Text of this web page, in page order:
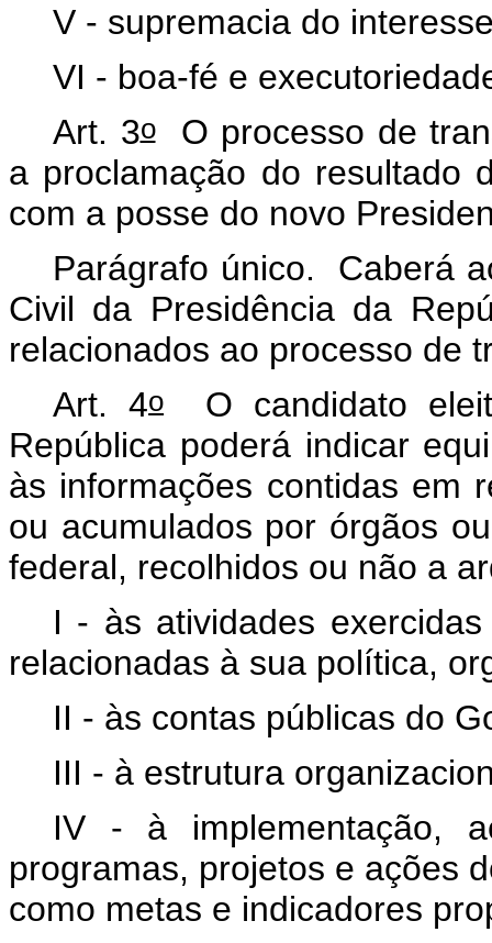
V - supremacia do
VI - boa-fé e
Art. 3oO processo de
a proclamação do resultado
com a posse do novo
Parágrafo único. Caberá
Civil da Presidência da
relacionados ao processo de
Art. 4oO candidato
República poderá indicar
às informações contidas em
ou acumulados por órgãos
federal, recolhidos ou não a
I - às atividades
relacionadas à sua política,
II - às contas públicas do
III - à estrutura
IV - à implementação,
programas, projetos e ações
como metas e indicadores